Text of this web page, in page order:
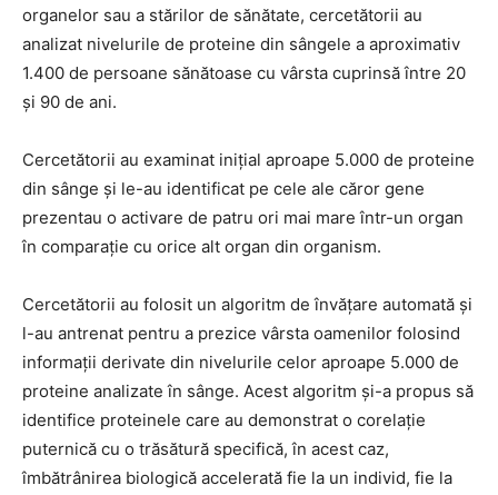
organelor sau a stărilor de sănătate, cercetătorii au
analizat nivelurile de proteine ​​din sângele a aproximativ
1.400 de persoane sănătoase cu vârsta cuprinsă între 20
și 90 de ani.
Cercetătorii au examinat inițial aproape 5.000 de proteine
​​din sânge și le-au identificat pe cele ale căror gene
prezentau o activare de patru ori mai mare într-un organ
în comparație cu orice alt organ din organism.
Cercetătorii au folosit un algoritm de învățare automată și
l-au antrenat pentru a prezice vârsta oamenilor folosind
informații derivate din nivelurile celor aproape 5.000 de
proteine ​​analizate în sânge. Acest algoritm și-a propus să
identifice proteinele care au demonstrat o corelație
puternică cu o trăsătură specifică, în acest caz,
îmbătrânirea biologică accelerată fie la un individ, fie la